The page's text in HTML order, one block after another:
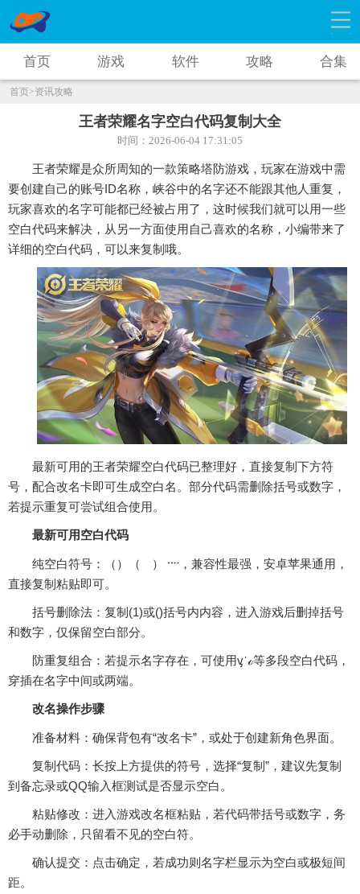
首页 游戏 软件 攻略 合集
首页>资讯攻略
王者荣耀名字空白代码复制大全
时间：2026-06-04 17:31:05
王者荣耀是众所周知的一款策略塔防游戏，玩家在游戏中需
要创建自己的账号ID名称，峡谷中的名字还不能跟其他人重复，
玩家喜欢的名字可能都已经被占用了，这时候我们就可以用一些
空白代码来解决，从另一方面使用自己喜欢的名称，小编带来了
详细的空白代码，可以来复制哦。
最新可用的王者荣耀空白代码已整理好，直接复制下方符
号，配合改名卡即可生成空白名。‌部分代码需删除括号或数字，
若提示重复可尝试组合使用。‌‌
最新可用空白代码
‌纯空白符号‌：（ㅤ）（ᅠ） ᠁，兼容性最强，安卓苹果通用，
直接复制粘贴即可。
‌括号删除法‌：复制(⁡1)或(⁠⁣)括号内内容，进入游戏后删掉括号
和数字，仅保留空白部分。
‌防重复组合‌：若提示名字存在，可使用ᶌ᾿ℴ等多段空白代码，
穿插在名字中间或两端。‌‌
改名操作步骤
‌准备材料‌：确保背包有“改名卡”，或处于创建新角色界面。
‌复制代码‌：长按上方提供的符号，选择“复制”，建议先复制
到备忘录或QQ输入框测试是否显示空白。
‌粘贴修改‌：进入游戏改名框粘贴，若代码带括号或数字，务
必手动删除，只留看不见的空白符。
‌确认提交‌：点击确定，若成功则名字栏显示为空白或极短间
距。‌‌